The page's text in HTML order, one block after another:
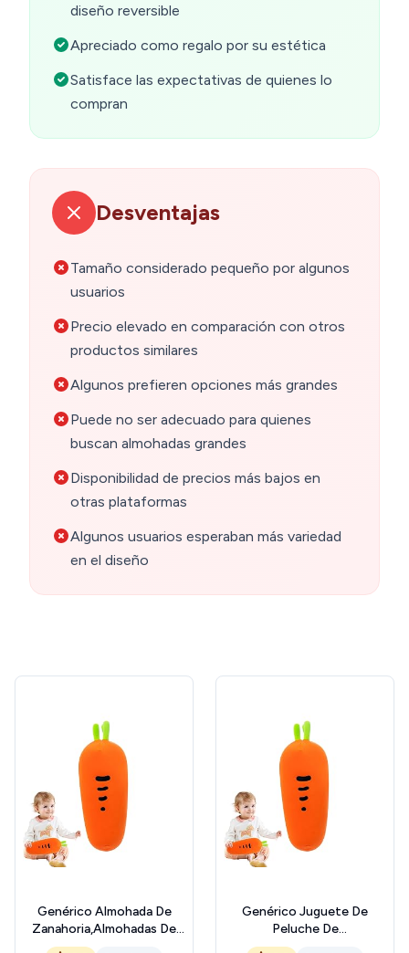
diseño reversible
Apreciado como regalo por su estética
Satisface las expectativas de quienes lo
compran
Desventajas
Tamaño considerado pequeño por algunos
usuarios
Precio elevado en comparación con otros
productos similares
Algunos prefieren opciones más grandes
Puede no ser adecuado para quienes
buscan almohadas grandes
Disponibilidad de precios más bajos en
otras plataformas
Algunos usuarios esperaban más variedad
en el diseño
Genérico Almohada De
Zanahoria,Almohadas De
Verduras De Felpa |
Genérico Juguete De
Peluche De
Zanahoria,Almohada De